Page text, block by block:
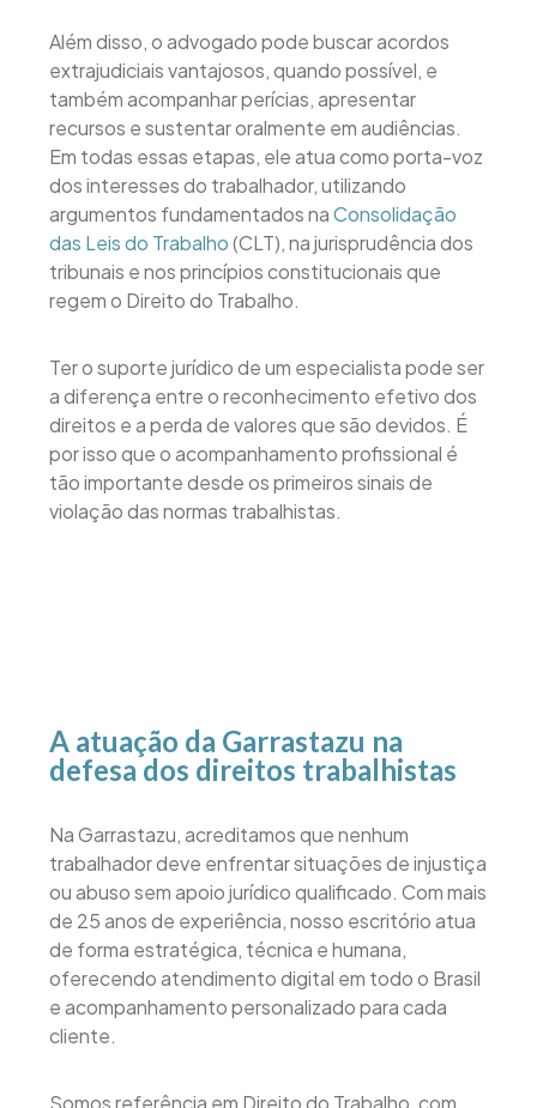
Além disso, o advogado pode buscar acordos
extrajudiciais vantajosos, quando possível, e
também acompanhar perícias, apresentar
recursos e sustentar oralmente em audiências.
Em todas essas etapas, ele atua como porta-voz
dos interesses do trabalhador, utilizando
argumentos fundamentados naConsolidação
das Leis do Trabalho(CLT), na jurisprudência dos
tribunais e nos princípios constitucionais que
regem o Direito do Trabalho.
Ter o suporte jurídico de um especialista pode ser
a diferença entre o reconhecimento efetivo dos
direitos e a perda de valores que são devidos. É
por isso que o acompanhamento profissional é
tão importante desde os primeiros sinais de
violação das normas trabalhistas.
A atuação da Garrastazu na
defesa dos direitos trabalhistas
Na Garrastazu, acreditamos que nenhum
trabalhador deve enfrentar situações de injustiça
ou abuso sem apoio jurídico qualificado. Com mais
de 25 anos de experiência, nosso escritório atua
de forma estratégica, técnica e humana,
oferecendo atendimento digital em todo o Brasil
e acompanhamento personalizado para cada
cliente.
Somos referência em Direito do Trabalho, com